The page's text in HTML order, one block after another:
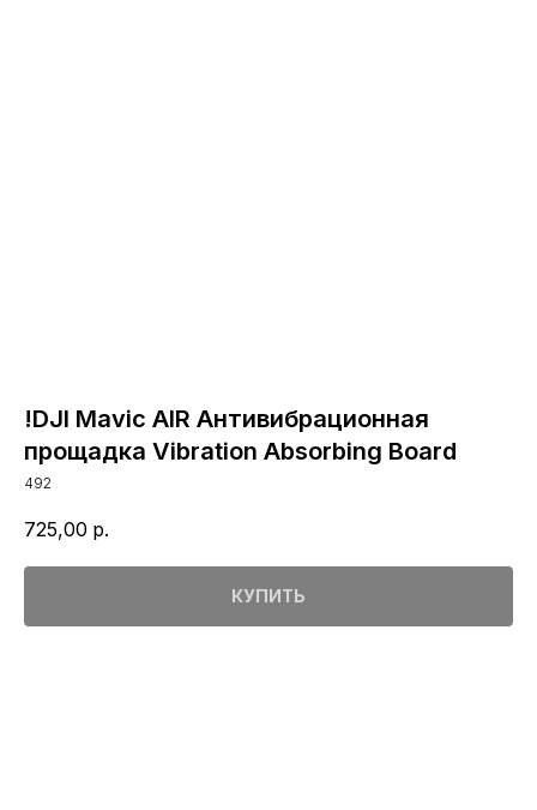
!DJI Mavic AIR Антивибрационная
прощадка Vibration Absorbing Board
492
725,00 р.
КУПИТЬ